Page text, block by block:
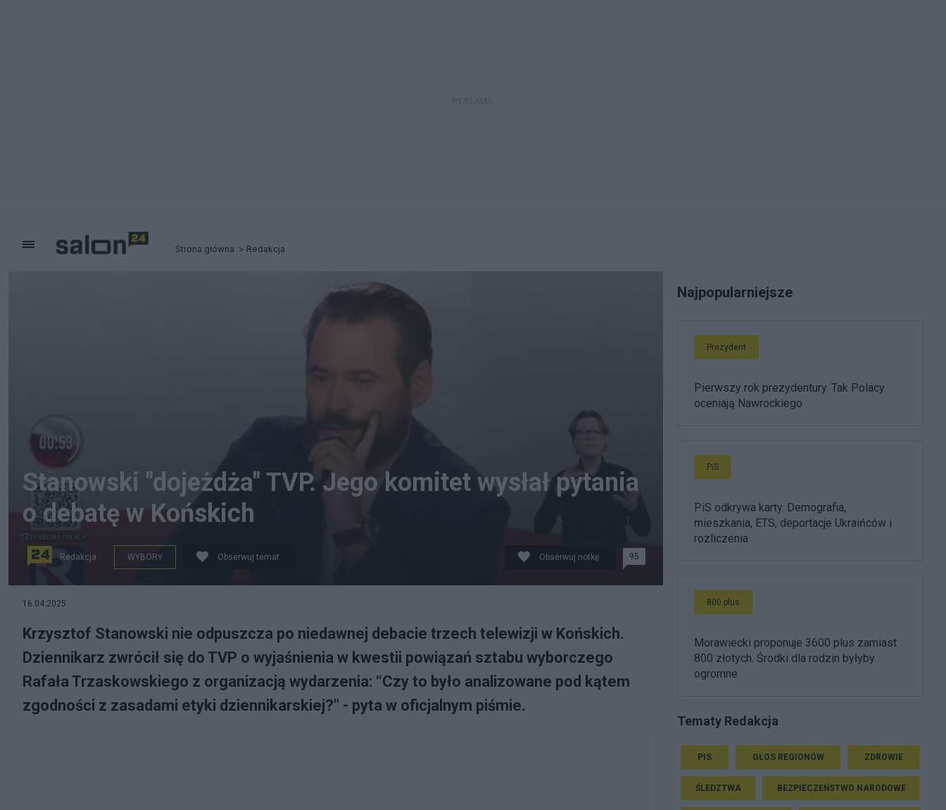
Strona główna Redakcja
Stanowski "dojeżdża" TVP. Jego komitet wysłał pytania
o debatę w Końskich
Redakcja WYBORY Obserwuj temat Obserwuj notkę 95
16.04.2025
Krzysztof Stanowski nie odpuszcza po niedawnej debacie trzech telewizji w Końskich.
Dziennikarz zwrócił się do TVP o wyjaśnienia w kwestii powiązań sztabu wyborczego
Rafała Trzaskowskiego z organizacją wydarzenia: “Czy to było analizowane pod kątem
zgodności z zasadami etyki dziennikarskiej?" - pyta w oficjalnym piśmie.
Najpopularniejsze
Prezydent
Pierwszy rok prezydentury. Tak Polacy
oceniają Nawrockiego
PiS
PiS odkrywa karty. Demografia,
mieszkania, ETS, deportacje Ukraińców i
rozliczenia
800 plus
Morawiecki proponuje 3600 plus zamiast
800 złotych. Środki dla rodzin byłyby
ogromne
Tematy Redakcja
PIS GŁOS REGIONÓW ZDROWIE
ŚLEDZTWA BEZPIECZEŃSTWO NARODOWE